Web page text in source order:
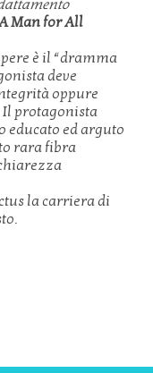
Man for All
è il “dramma
deve
oppure
Il protagonista
educato ed arguto
rara fibra
la carriera di